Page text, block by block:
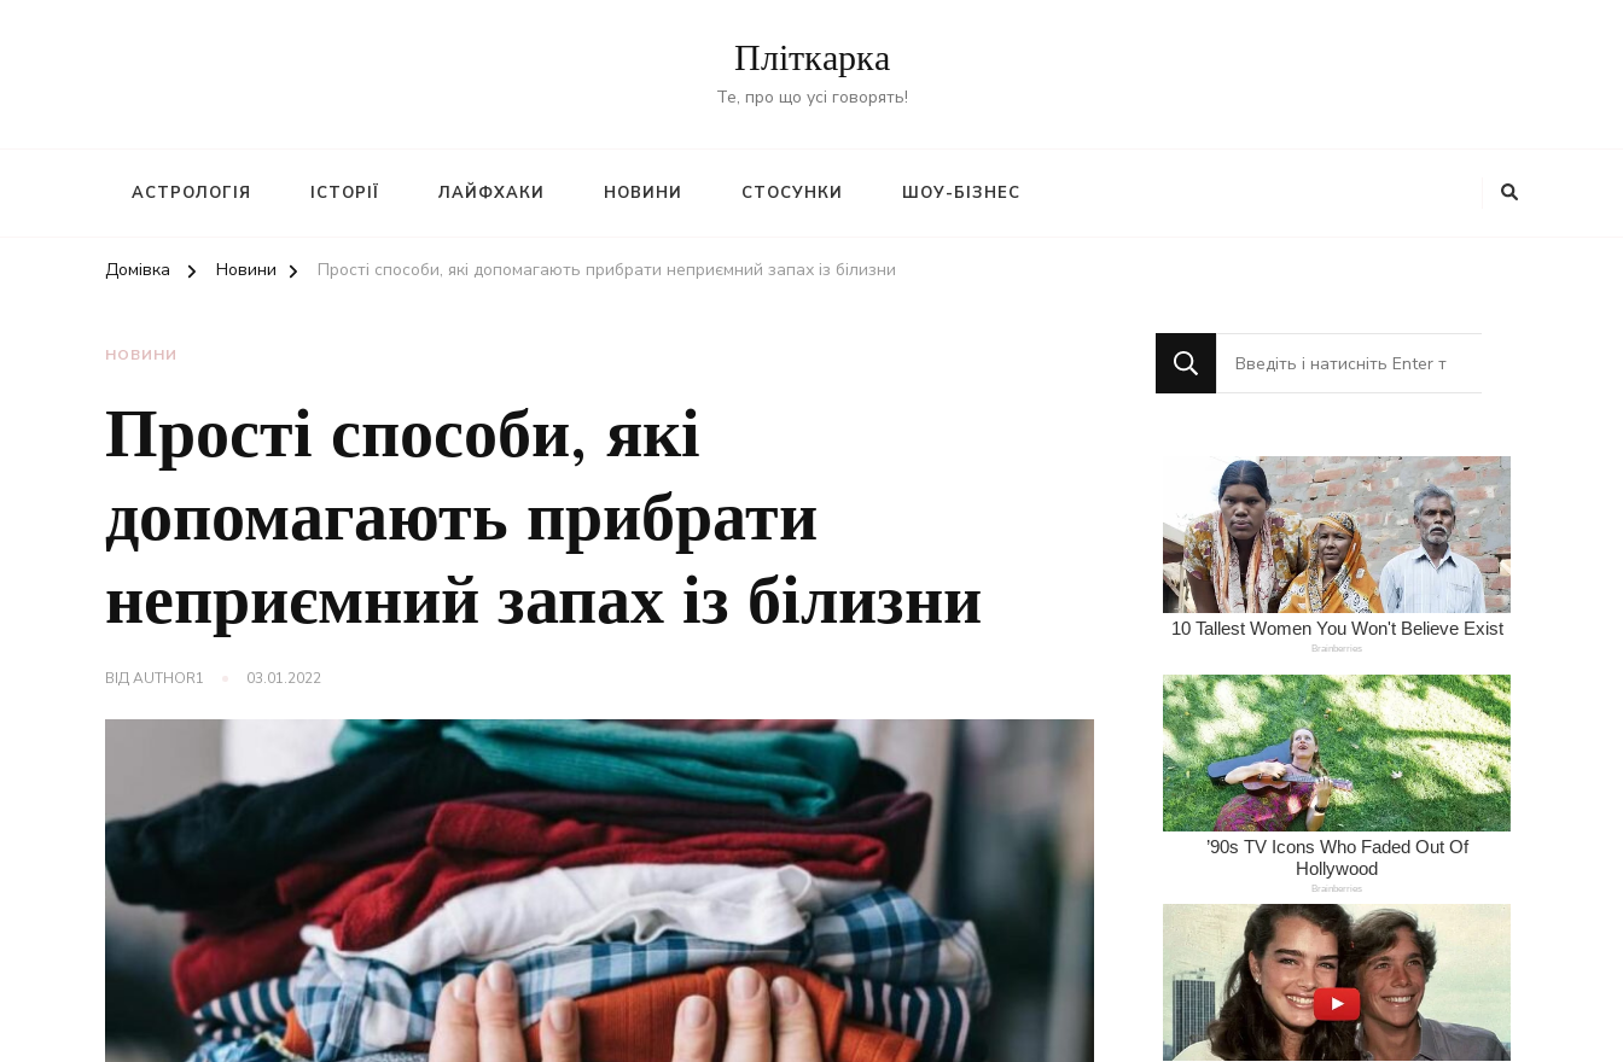
Пліткарка
Те, про що усі говорять!
АСТРОЛОГІЯ ІСТОРІЇ ЛАЙФХАКИ НОВИНИ СТОСУНКИ ШОУ-БІЗНЕС
Домівка Новини Прості способи, які допомагають прибрати неприємний запах із білизни
НОВИНИ
Прості способи, які
допомагають прибрати
неприємний запах із білизни
ВІДAUTHOR1 03.01.2022
Шукаєте
щось?